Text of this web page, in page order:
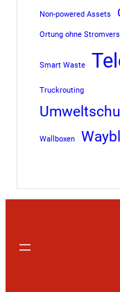
Non-powered Assets
Ortung ohne
Smart Waste
Truckrouting
Wallboxen